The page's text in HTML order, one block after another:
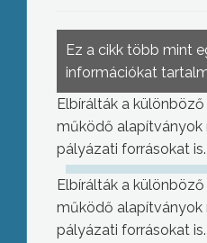
Ez a cikk több mint
információkat
Elbírálták a
működő alapítványok
pályázati forrásokat is.
Elbírálták a
működő alapítványok
pályázati forrásokat is.